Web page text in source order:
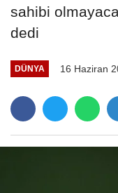
sahibi
dedi
DÜNYA 16 Haziran